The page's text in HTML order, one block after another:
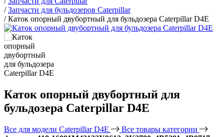
/Запчасти для бульдозеров Caterpillar
/Каток опорный двубортный для бульдозера Caterpillar D4E
Каток опорный двубортный для
бульдозера Caterpillar D4E
Все для модели Caterpillar D4E
Все товары категории